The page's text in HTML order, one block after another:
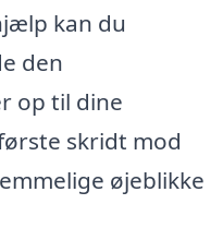
kan du
den
op til dine
skridt mod
øjeblikke